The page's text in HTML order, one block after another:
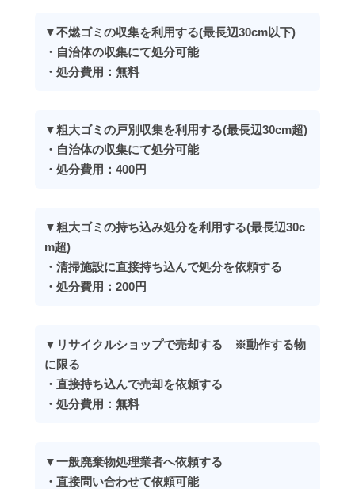
▼不燃ゴミの収集を利用する(最長辺30cm以下)
・自治体の収集にて処分可能
・処分費用：無料
▼粗大ゴミの戸別収集を利用する(最長辺30cm超)
・自治体の収集にて処分可能
・処分費用：400円
▼粗大ゴミの持ち込み処分を利用する(最長辺30c
m超)
・清掃施設に直接持ち込んで処分を依頼する
・処分費用：200円
▼リサイクルショップで売却する ※動作する物
に限る
・直接持ち込んで売却を依頼する
・処分費用：無料
▼一般廃棄物処理業者へ依頼する
・直接問い合わせて依頼可能